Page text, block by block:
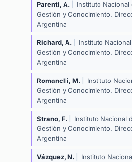
Parenti, A.
Instituto Nacional
Gestión y Conocimiento.
Argentina
Richard, A.
Instituto
Gestión y Conocimiento.
Argentina
Romanelli, M.
Instituto
Gestión y Conocimiento.
Argentina
Strano, F.
Instituto Nacional
Gestión y Conocimiento.
Argentina
Vázquez, N.
Instituto